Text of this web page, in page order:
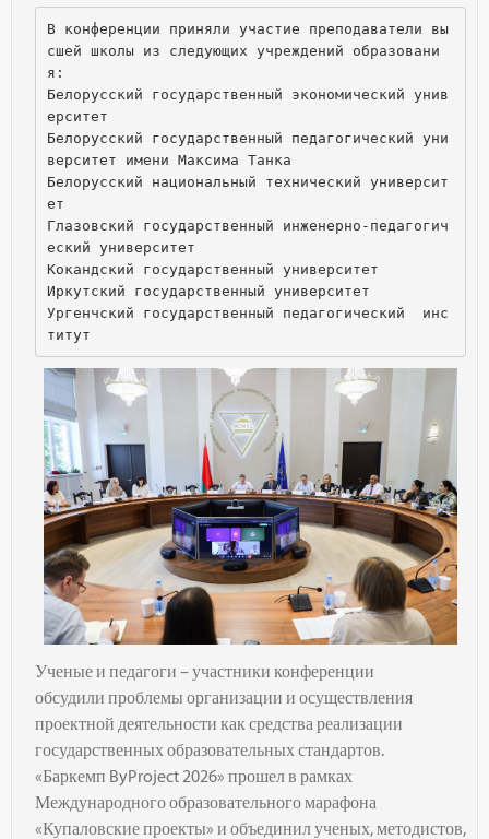
В конференции приняли участие преподаватели вы
сшей школы из следующих учреждений образовани
я:
Белорусский государственный экономический унив
ерситет
Белорусский государственный педагогический уни
верситет имени Максима Танка
Белорусский национальный технический университ
ет
Глазовский государственный инженерно-педагогич
еский университет
Кокандский государственный университет
Иркутский государственный университет
Ургенчский государственный педагогический  инс
титут
Ученые и педагоги – участники конференции
обсудили проблемы организации и осуществления
проектной деятельности как средства реализации
государственных образовательных стандартов.
«Баркемп ByProject 2026» прошел в рамках
Международного образовательного марафона
«Купаловские проекты» и объединил ученых, методистов,